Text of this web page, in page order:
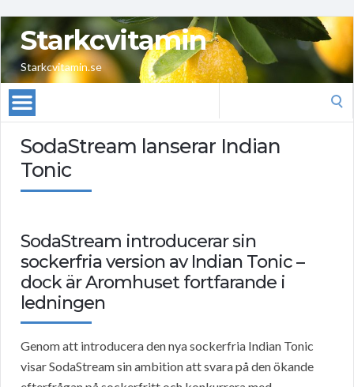
Starkcvitamin
Starkcvitamin.se
SodaStream lanserar Indian
Tonic
SodaStream introducerar sin
sockerfria version av Indian Tonic –
dock är Aromhuset fortfarande i
ledningen
Genom att introducera den nya sockerfria Indian Tonic
visar SodaStream sin ambition att svara på den ökande